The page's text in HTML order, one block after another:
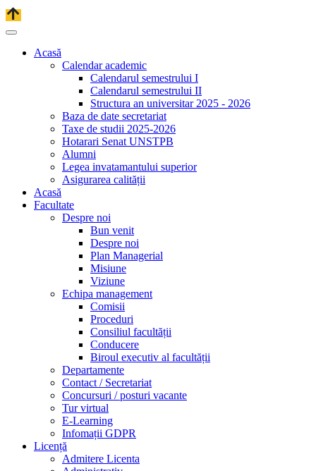
Acasă
Calendar academic
Calendarul semestrului I
Calendarul semestrului II
Structura an universitar 2025 - 2026
Baza de date secretariat
Taxe de studii 2025-2026
Hotarari Senat UNSTPB
Alumni
Legea invatamantului superior
Asigurarea calității
Acasă
Facultate
Despre noi
Bun venit
Despre noi
Plan Managerial
Misiune
Viziune
Echipa management
Comisii
Proceduri
Consiliul facultății
Conducere
Biroul executiv al facultății
Departamente
Contact / Secretariat
Concursuri / posturi vacante
Tur virtual
E-Learning
Infomații GDPR
Licență
Admitere Licenta